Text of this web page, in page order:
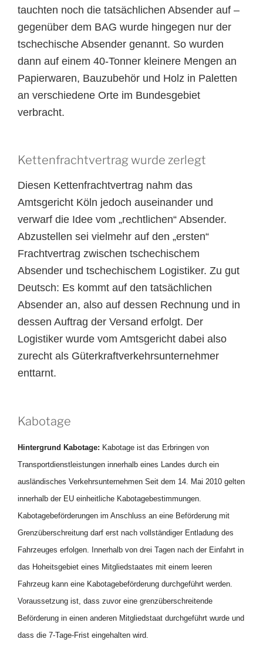
tauchten noch die tatsächlichen Absender auf –
gegenüber dem BAG wurde hingegen nur der
tschechische Absender genannt. So wurden
dann auf einem 40-Tonner kleinere Mengen an
Papierwaren, Bauzubehör und Holz in Paletten
an verschiedene Orte im Bundesgebiet
verbracht.
Kettenfrachtvertrag wurde zerlegt
Diesen Kettenfrachtvertrag nahm das
Amtsgericht Köln jedoch auseinander und
verwarf die Idee vom „rechtlichen“ Absender.
Abzustellen sei vielmehr auf den „ersten“
Frachtvertrag zwischen tschechischem
Absender und tschechischem Logistiker. Zu gut
Deutsch: Es kommt auf den tatsächlichen
Absender an, also auf dessen Rechnung und in
dessen Auftrag der Versand erfolgt. Der
Logistiker wurde vom Amtsgericht dabei also
zurecht als Güterkraftverkehrsunternehmer
enttarnt.
Kabotage
Hintergrund Kabotage: Kabotage ist das Erbringen von
Transportdienstleistungen innerhalb eines Landes durch ein
ausländisches Verkehrsunternehmen Seit dem 14. Mai 2010 gelten
innerhalb der EU einheitliche Kabotagebestimmungen.
Kabotagebeförderungen im Anschluss an eine Beförderung mit
Grenzüberschreitung darf erst nach vollständiger Entladung des
Fahrzeuges erfolgen. Innerhalb von drei Tagen nach der Einfahrt in
das Hoheitsgebiet eines Mitgliedstaates mit einem leeren
Fahrzeug kann eine Kabotagebeförderung durchgeführt werden.
Voraussetzung ist, dass zuvor eine grenzüberschreitende
Beförderung in einen anderen Mitgliedstaat durchgeführt wurde und
dass die 7-Tage-Frist eingehalten wird.